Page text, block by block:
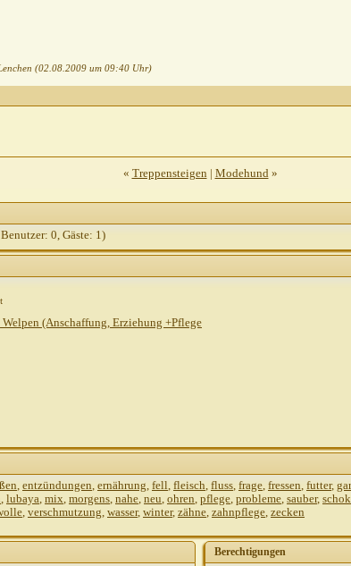
11.08.2009,13:51
17:01
(02.08.2009 um 09:40 Uhr)
« Treppensteigen | Modehund »
0, Gäste: 1)
(Anschaffung, Erziehung +Pflege
, entzündungen, ernährung, fell, fleisch, fluss, frage, fressen, futter,
, lubaya, mix, morgens, nahe, neu, ohren, pflege, probleme, sauber,
, verschmutzung, wasser, winter, zähne, zahnpflege, zecken
Berechtigungen